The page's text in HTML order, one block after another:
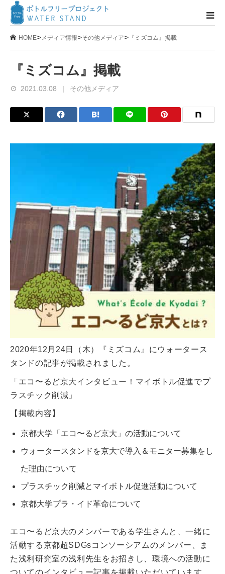
HOME>メディア情報>その他メディア> 『ミズコム』掲載
『ミズコム』掲載
2021.03.08 その他メディア
2020年12月24日（木）『ミズコム』にウォータース
タンドの記事が掲載されました。
「エコ〜るど京大インタビュー！マイボトル促進でプ
ラスチック削減」
【掲載内容】
京都大学「エコ〜るど京大」の活動について
ウォータースタンドを京大で導入＆モニター募集をし
た理由について
プラスチック削減とマイボトル促進活動について
京都大学プラ・イド革命について
エコ〜るど京大のメンバーである学生さんと、一緒に
活動する京都超SDGsコンソーシアムのメンバー、ま
た浅利研究室の浅利先生をお招きし、環境への活動に
ついてのインタビュー記事を掲載いただいています。